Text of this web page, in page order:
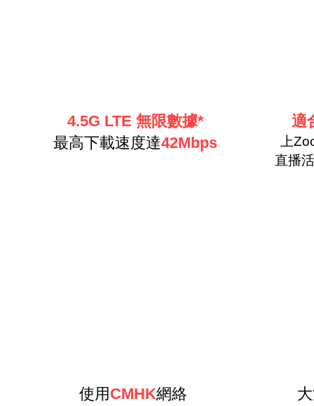
適
上
直播
使用 CMHK網絡
4.5G LTE 無限數據*
最高下載速度達42Mbps